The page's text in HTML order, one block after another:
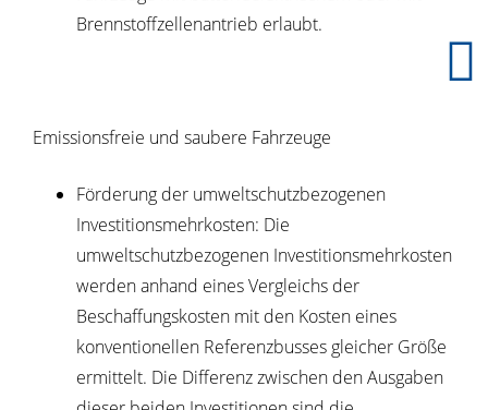
Brennstoffzellenantrieb erlaubt.
Emissionsfreie und saubere Fahrzeuge
Förderung der umweltschutzbezogenen
Investitionsmehrkosten: Die
umweltschutzbezogenen Investitionsmehrkosten
werden anhand eines Vergleichs der
Beschaffungskosten mit den Kosten eines
konventionellen Referenzbusses gleicher Größe
ermittelt. Die Differenz zwischen den Ausgaben